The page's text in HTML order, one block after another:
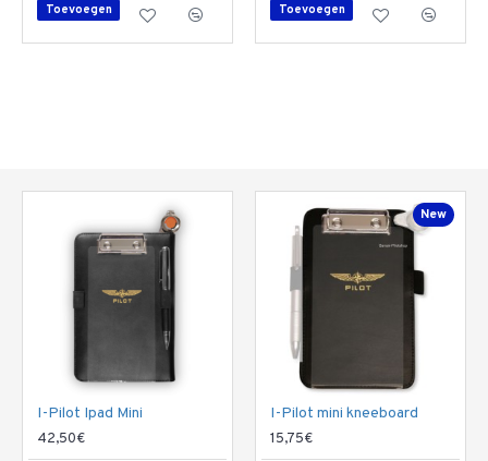
Toevoegen Toevoegen
I-Pilot Ipad Mini
42,50€
New
I-Pilot mini kneeboard
15,75€